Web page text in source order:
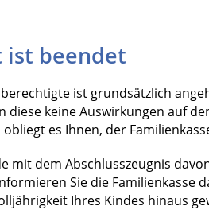
ist beendet
ist grundsätzlich
diese keine Auswirkungen auf
es Ihnen, der
mit dem Abschlusszeugnis
Sie die Familienkasse
Ihres Kindes hinaus